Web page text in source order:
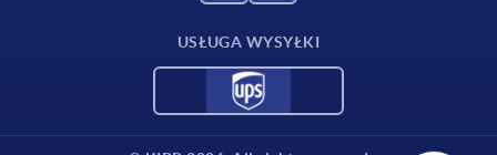
USŁUGA WYSYŁKI